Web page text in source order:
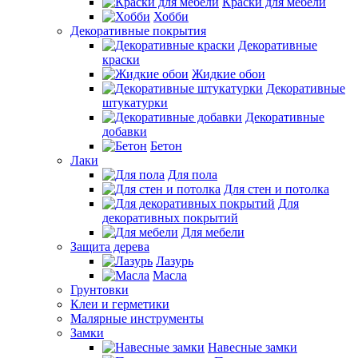
Хобби
Декоративные покрытия
Декоративные
краски
Жидкие обои
Декоративные
штукатурки
Декоративные
добавки
Бетон
Лаки
Для пола
Для стен и потолка
Для
декоративных покрытий
Для мебели
Защита дерева
Лазурь
Масла
Грунтовки
Клеи и герметики
Малярные инструменты
Замки
Навесные замки